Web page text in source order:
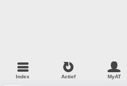
Index Actief MyAT